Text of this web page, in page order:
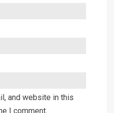
and website in this
I comment.